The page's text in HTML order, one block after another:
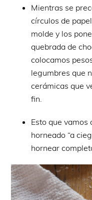
Mientras se
círculos de
molde y los
quebrada de
colocamos
legumbres que
cerámicas que
fin.
Esto que vamos
horneado “a
hornear